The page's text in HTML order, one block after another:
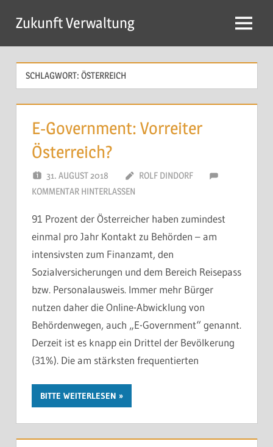
Inhalt
springen
Zukunft Verwaltung Menü
SCHLAGWORT: ÖSTERREICH
E-Government: Vorreiter
Österreich?
31. AUGUST 2018
ROLF DINDORF
KOMMENTAR HINTERLASSEN
91 Prozent der Österreicher haben zumindest
einmal pro Jahr Kontakt zu Behörden – am
intensivsten zum Finanzamt, den
Sozialversicherungen und dem Bereich Reisepass
bzw. Personalausweis. Immer mehr Bürger
nutzen daher die Online-Abwicklung von
Behördenwegen, auch „E-Government“ genannt.
Derzeit ist es knapp ein Drittel der Bevölkerung
(31%). Die am stärksten frequentierten
BITTE WEITERLESEN